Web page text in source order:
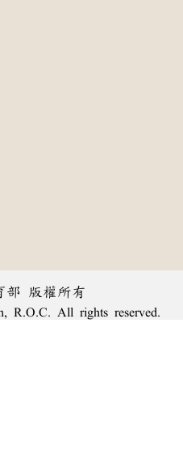
部 版權所有
R.O.C. All rights reserved.